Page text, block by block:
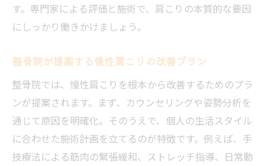
す。専門家による評価と施術で、肩こりの本質的な要因
にしっかり働きかけましょう。
整骨院が提案する慢性肩こりの改善プラン
整骨院では、慢性肩こりを根本から改善するためのプラ
ンが提案されます。まず、カウンセリングや姿勢分析を
通じて原因を明確化。そのうえで、個人の生活スタイル
に合わせた施術計画を立てるのが特徴です。例えば、手
技療法による筋肉の緊張緩和、ストレッチ指導、日常動